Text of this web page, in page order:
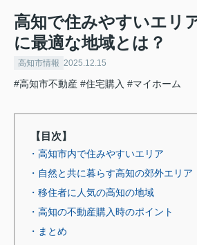
高知で住みやすいエリ
に最適な地域とは？
高知市情報 2025.12.15
#高知市不動産 #住宅購入 #マイホーム
【目次】
・高知市内で住みやすいエリア
・自然と共に暮らす高知の郊外エリア
・移住者に人気の高知の地域
・高知の不動産購入時のポイント
・まとめ